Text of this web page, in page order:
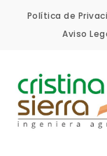
Política de
Aviso